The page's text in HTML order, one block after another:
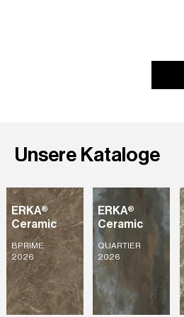
Unsere Kataloge
ERKA®
Ceramic
QUARTIER
2026
ERKA®
Ceramic
BPRIME
2026